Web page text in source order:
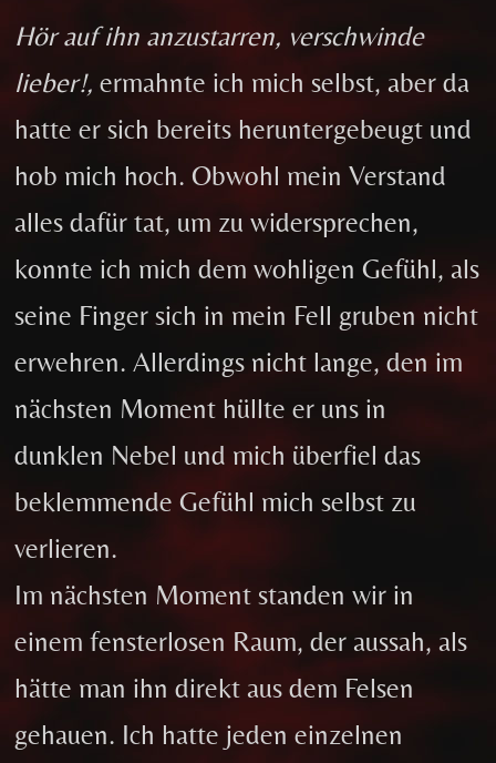
Hör auf ihn anzustarren, verschwinde
lieber!,ermahnte ich mich selbst, aber da
hatte er sich bereits heruntergebeugt und
hob mich hoch. Obwohl mein Verstand
alles dafür tat, um zu widersprechen,
konnte ich mich dem wohligen Gefühl, als
seine Finger sich in mein Fell gruben nicht
erwehren. Allerdings nicht lange, den im
nächsten Moment hüllte er uns in
dunklen Nebel und mich überfiel das
beklemmende Gefühl mich selbst zu
verlieren.
Im nächsten Moment standen wir in
einem fensterlosen Raum, der aussah, als
hätte man ihn direkt aus dem Felsen
gehauen. Ich hatte jeden einzelnen